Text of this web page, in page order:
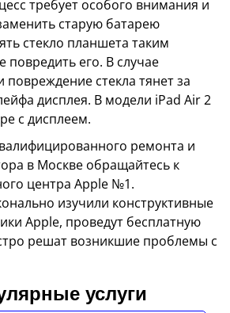
требует особого внимания и
старую батарею
стекло планшета таким
его. В случае
стекла тянет за
дисплея. В модели iPad Air 2
с дисплеем.
ремонта и
в Москве обращайтесь к
центра Apple №1.
изучили конструктивные
Apple, проведут бесплатную
решат возникшие проблемы с
услуги